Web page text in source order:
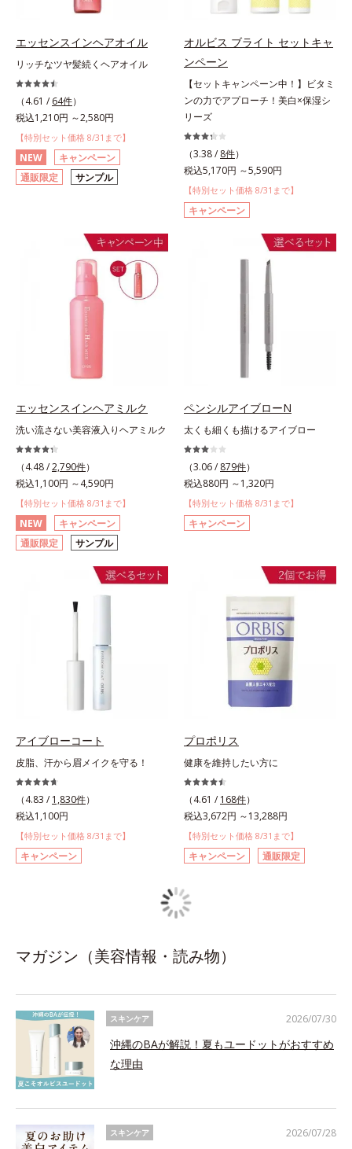
エッセンスインヘアオイル
リッチなツヤ髪続くヘアオイル
（4.61 / 64件）
税込1,210円 ～2,580円
【特別セット価格 8/31まで】
NEW
キャンペーン
通販限定
サンプル
オルビス ブライト セットキャ
ンペーン
【セットキャンペーン中！】ビタミ
ンの力でアプローチ！美白×保湿シ
リーズ
（3.38 / 8件）
税込5,170円 ～5,590円
【特別セット価格 8/31まで】
キャンペーン
エッセンスインヘアミルク
洗い流さない美容液入りヘアミルク
（4.48 /2,790件）
税込1,100円 ～4,590円
【特別セット価格 8/31まで】
NEW
キャンペーン
通販限定
サンプル
ペンシルアイブローN
太くも細くも描けるアイブロー
（3.06 / 879件）
税込880円 ～1,320円
【特別セット価格 8/31まで】
キャンペーン
アイブローコート
皮脂、汗から眉メイクを守る！
（4.83 / 1,830件）
税込1,100円
【特別セット価格 8/31まで】
キャンペーン
プロポリス
健康を維持したい方に
（4.61 / 168件）
税込3,672円 ～13,288円
【特別セット価格 8/31まで】
キャンペーン 通販限定
マガジン（美容情報・読み物）
スキンケア
沖縄のBAが解説！夏もユードットがおすすめ
な理由
2026/07/30
スキンケア 2026/07/28